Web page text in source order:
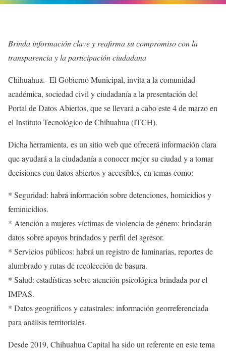
Brinda información clave y reafirma su compromiso con la
transparencia y la participación ciudadana
Chihuahua.- El Gobierno Municipal, invita a la comunidad
académica, sociedad civil y ciudadanía a la presentación del
Portal de Datos Abiertos, que se llevará a cabo este 4 de marzo en
el Instituto Tecnológico de Chihuahua (ITCH).
Dicha herramienta, es un sitio web que ofrecerá información clara
que ayudará a la ciudadanía a conocer mejor su ciudad y a tomar
decisiones con datos abiertos y accesibles, en temas como:
* Seguridad: habrá información sobre detenciones, homicidios y
feminicidios.
* Atención a mujeres víctimas de violencia de género: brindarán
datos sobre apoyos brindados y perfil del agresor.
* Servicios públicos: habrá un registro de luminarias, reportes de
alumbrado y rutas de recolección de basura.
* Salud: estadísticas sobre atención psicológica brindada por el
IMPAS.
* Datos geográficos y catastrales: información georreferenciada
para análisis territoriales.
Desde 2019, Chihuahua Capital ha sido un referente en este tema